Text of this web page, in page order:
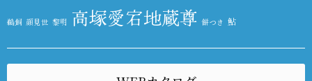
鵜飼 顔見世 黎明 高塚愛宕地蔵尊 餅つき 鮎